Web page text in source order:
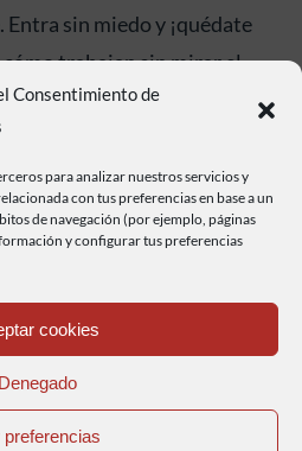
Consentimiento de
para analizar nuestros servicios y
con tus preferencias en base a un
de navegación (por ejemplo, páginas
y configurar tus preferencias
cookies
Denegado
preferencias
Entra sin miedo y ¡quédate
trabajan sin mirar el